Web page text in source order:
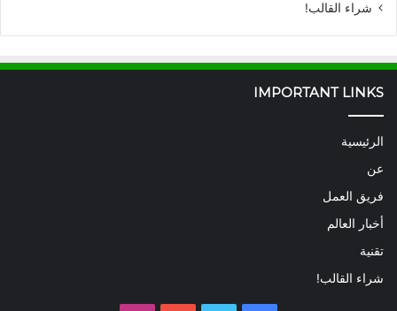
شراء القالب!
IMPORTANT LINKS
الرئيسية
عن
فريق العمل
أخبار العالم
تقنية
شراء القالب!